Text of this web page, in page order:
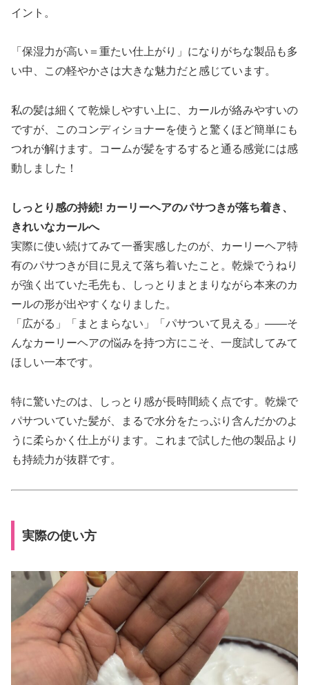
イント。
「保湿力が高い＝重たい仕上がり」になりがちな製品も多
い中、この軽やかさは大きな魅力だと感じています。
私の髪は細くて乾燥しやすい上に、カールが絡みやすいの
ですが、このコンディショナーを使うと驚くほど簡単にも
つれが解けます。コームが髪をするすると通る感覚には感
動しました！
しっとり感の持続! カーリーヘアのパサつきが落ち着き、
きれいなカールへ
実際に使い続けてみて一番実感したのが、カーリーヘア特
有のパサつきが目に見えて落ち着いたこと。乾燥でうねり
が強く出ていた毛先も、しっとりまとまりながら本来のカ
ールの形が出やすくなりました。
「広がる」「まとまらない」「パサついて見える」——そ
んなカーリーヘアの悩みを持つ方にこそ、一度試してみて
ほしい一本です。
特に驚いたのは、しっとり感が長時間続く点です。乾燥で
パサついていた髪が、まるで水分をたっぷり含んだかのよ
うに柔らかく仕上がります。これまで試した他の製品より
も持続力が抜群です。
実際の使い方